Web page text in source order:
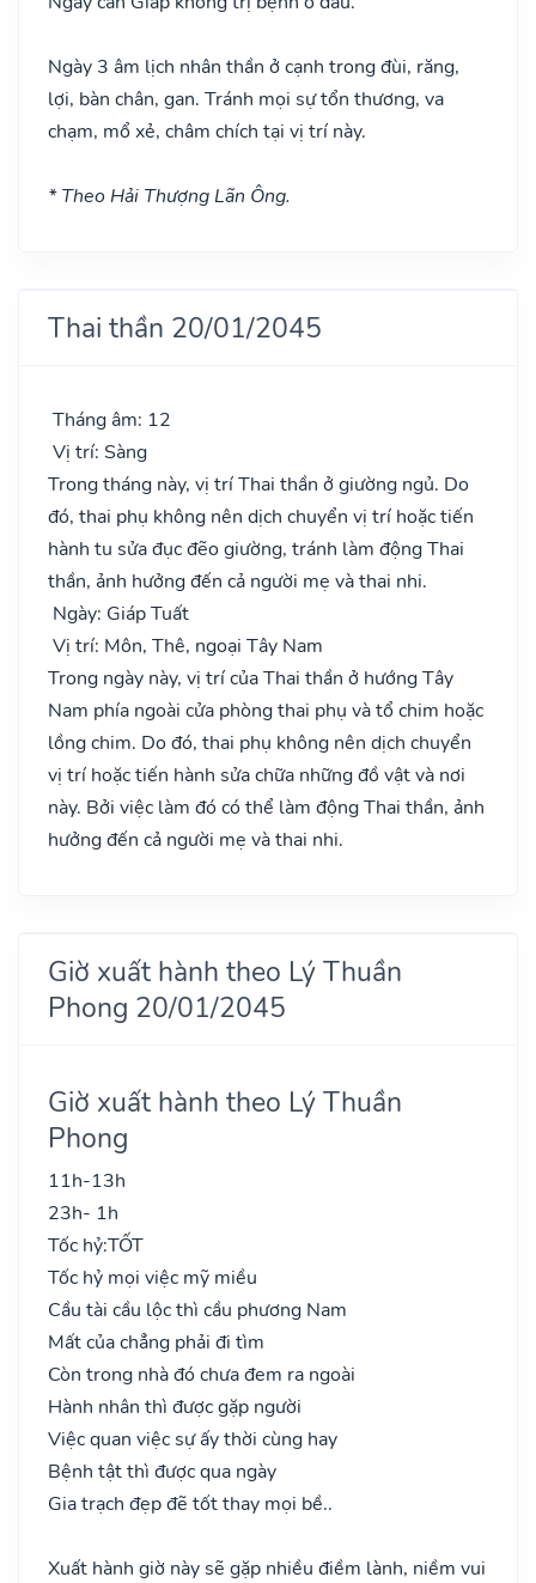
Ngày 3 âm lịch nhân thần ở cạnh trong đùi, răng,
lợi, bàn chân, gan. Tránh mọi sự tổn thương, va
chạm, mổ xẻ, châm chích tại vị trí này.
* Theo Hải Thượng Lãn Ông.
Thai thần 20/01/2045
Tháng âm: 12
Vị trí: Sàng
Trong tháng này, vị trí Thai thần ở giường ngủ. Do
đó, thai phụ không nên dịch chuyển vị trí hoặc tiến
hành tu sửa đục đẽo giường, tránh làm động Thai
thần, ảnh hưởng đến cả người mẹ và thai nhi.
Ngày: Giáp Tuất
Vị trí: Môn, Thê, ngoại Tây Nam
Trong ngày này, vị trí của Thai thần ở hướng Tây
Nam phía ngoài cửa phòng thai phụ và tổ chim hoặc
lồng chim. Do đó, thai phụ không nên dịch chuyển
vị trí hoặc tiến hành sửa chữa những đồ vật và nơi
này. Bởi việc làm đó có thể làm động Thai thần, ảnh
hưởng đến cả người mẹ và thai nhi.
Giờ xuất hành theo Lý Thuần
Phong 20/01/2045
Giờ xuất hành theo Lý Thuần
Phong
11h-13h
23h- 1h
Tốc hỷ:TỐT
Tốc hỷ mọi việc mỹ miều
Cầu tài cầu lộc thì cầu phương Nam
Mất của chẳng phải đi tìm
Còn trong nhà đó chưa đem ra ngoài
Hành nhân thì được gặp người
Việc quan việc sự ấy thời cùng hay
Bệnh tật thì được qua ngày
Gia trạch đẹp đẽ tốt thay mọi bề..
Xuất hành giờ này sẽ gặp nhiều điềm lành, niềm vui